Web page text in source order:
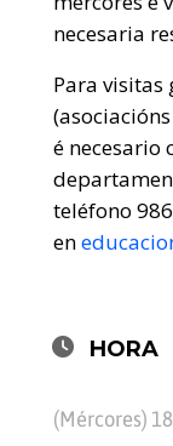
necesaria
Para visitas
é necesario
teléfono
en
HORA
(Mércores)